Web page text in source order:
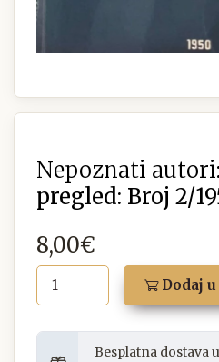
Nepoznati autori:
pregled: Broj 2/
8,00€
Dodaj u
Besplatna dostava